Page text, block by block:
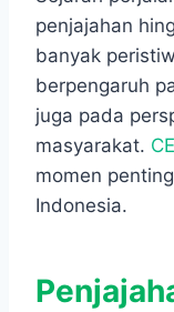
penjajahan
banyak
berpengaruh
juga pada
masyarakat.
momen
Indonesia.